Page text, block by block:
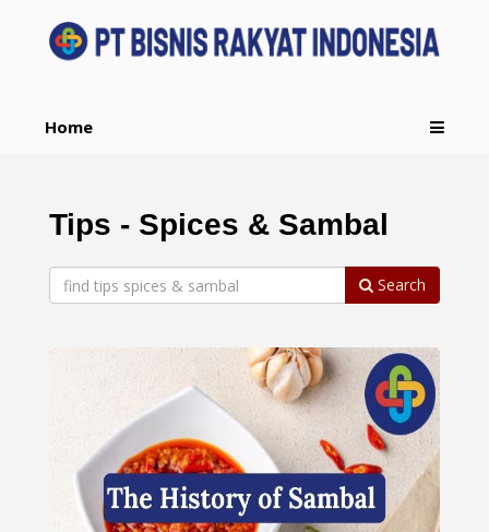
Home
Tips - Spices & Sambal
Search